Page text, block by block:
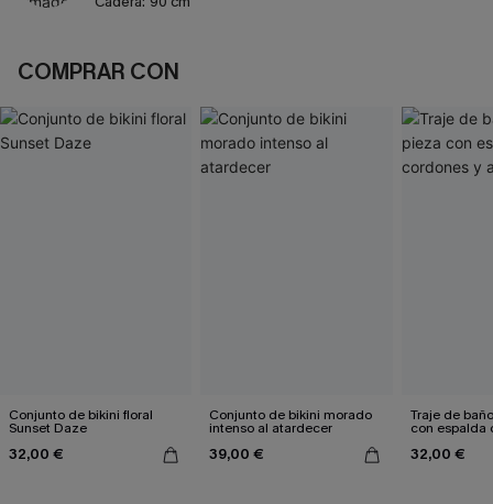
COMPRAR CON
Conjunto de bikini floral
Sunset Daze
32,00 €
Conjunto de bikini morado
intenso al atardecer
39,00 €
Traje de
con espalda
aleteo floral
32,00 €